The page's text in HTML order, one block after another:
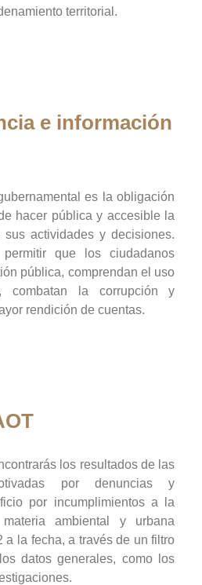
territorial.
e información
es la obligación
hacer pública y accesible la
sus actividades y decisiones.
que los ciudadanos
pública, comprendan el uso
combatan la corrupción y
rendición de cuentas.
los resultados de las
por denuncias y
por incumplimientos a la
ambiental y urbana
a la fecha, a través de un filtro
datos generales, como los